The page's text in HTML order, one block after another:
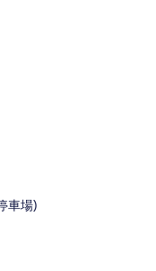
車場)